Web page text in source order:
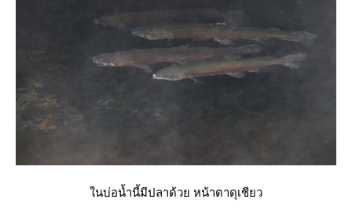
นบ่อน้ำนี้มีปลาด้วย หน้าตาดุเชียว